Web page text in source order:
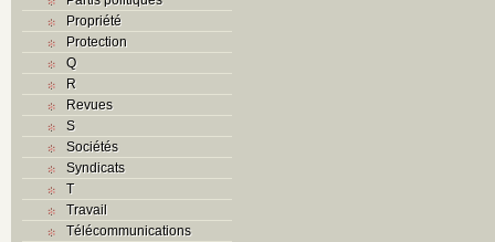
Propriété
Protection
Q
R
Revues
S
Sociétés
Syndicats
T
Travail
Télécommunications